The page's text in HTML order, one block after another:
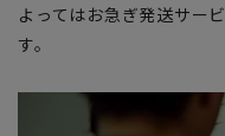
よってはお急ぎ発送サー
す。